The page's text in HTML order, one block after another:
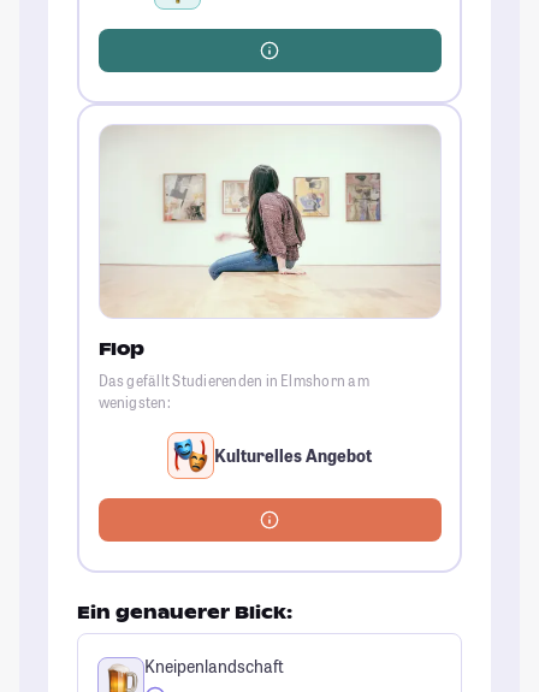
Flop
Das gefällt Studierenden in Elmshorn am
wenigsten:
Kulturelles Angebot
Ein genauerer Blick:
Kneipenlandschaft